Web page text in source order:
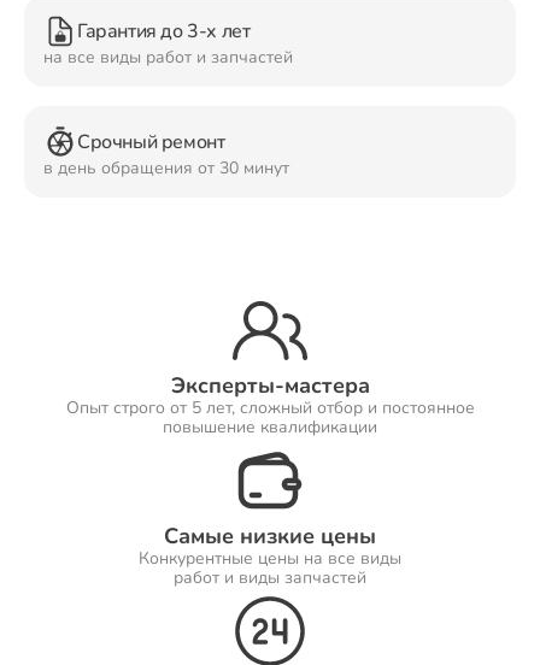
Гарантия до 3-х лет
на все виды работ и запчастей
Срочный ремонт
в день обращения от 30 минут
Эксперты-мастера
Опыт строго от 5 лет, сложный отбор и постоянное
повышение квалификации
Самые низкие цены
Конкурентные цены на все виды
работ и виды запчастей
Ремонт Принтеров
Ремонт Саундбаров
Ремонт VR систем
Ремонт Сабвуферов